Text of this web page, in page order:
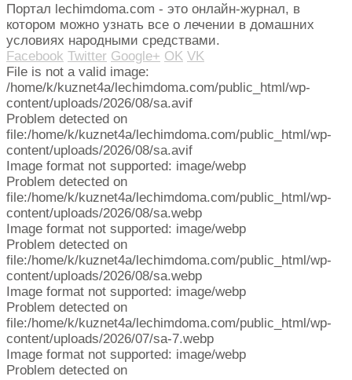
Портал lechimdoma.com - это онлайн-журнал, в
котором можно узнать все о лечении в домашних
условиях народными средствами.
Facebook Twitter Google+ OK VK
File is not a valid image:
/home/k/kuznet4a/lechimdoma.com/public_html/wp-
content/uploads/2026/08/sa.avif
Problem detected on
file:/home/k/kuznet4a/lechimdoma.com/public_html/wp-
content/uploads/2026/08/sa.avif
Image format not supported: image/webp
Problem detected on
file:/home/k/kuznet4a/lechimdoma.com/public_html/wp-
content/uploads/2026/08/sa.webp
Image format not supported: image/webp
Problem detected on
file:/home/k/kuznet4a/lechimdoma.com/public_html/wp-
content/uploads/2026/08/sa.webp
Image format not supported: image/webp
Problem detected on
file:/home/k/kuznet4a/lechimdoma.com/public_html/wp-
content/uploads/2026/07/sa-7.webp
Image format not supported: image/webp
Problem detected on